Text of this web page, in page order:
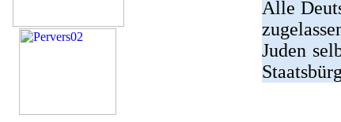
Alle
Juden